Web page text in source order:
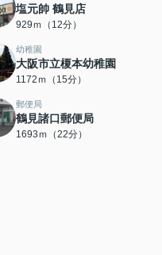
塩元帥 鶴見店
929ｍ（12分）
幼稚園
大阪市立榎本幼稚園
1172ｍ（15分）
郵便局
鶴見諸口郵便局
1693ｍ（22分）